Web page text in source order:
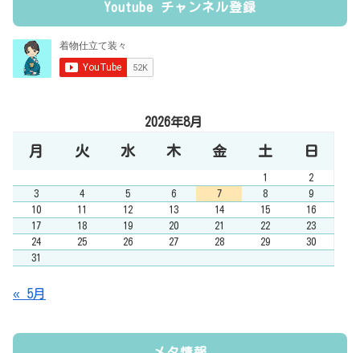
Youtube チャンネル登録
2026年8月
月 火 水 木 金 土 日
1
2
3
4 5 6 7 8
9
10
11 12 13 14 15
16
17
18 19 20 21 22
23
24
25 26 27 28 29
30
31
« 5月